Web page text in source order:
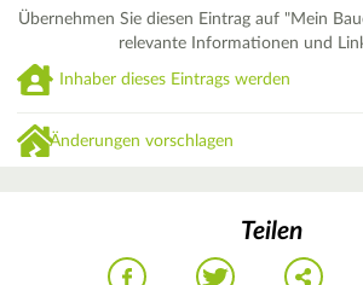
Übernehmen Sie diesen Eintrag auf "Mein
relevante Informationen und
Inhaber dieses Eintrags werden
Änderungen vorschlagen
Teilen